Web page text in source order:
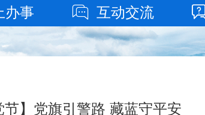
办事 互动交流
节】党旗引警路 藏蓝守平安